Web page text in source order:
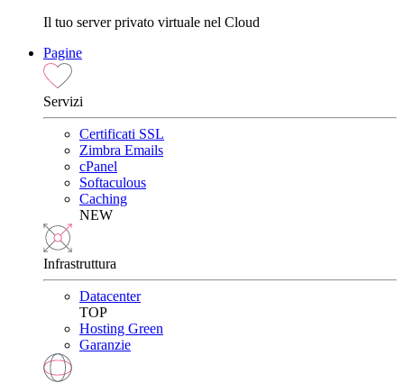
Il tuo server privato virtuale nel Cloud
Pagine
Servizi
Certificati SSL
Zimbra Emails
cPanel
Softaculous
Caching
NEW
Infrastruttura
Datacenter
TOP
Hosting Green
Garanzie